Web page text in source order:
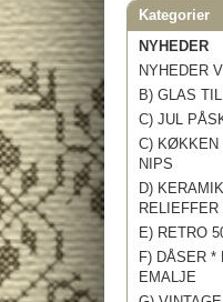
Kategorier
NYHEDER
NYHEDER
B) GLAS
C) JUL
C) KØKKEN
NIPS
D)
RELIEFFER
E) RETRO
F) DÅSER *
EMALJE